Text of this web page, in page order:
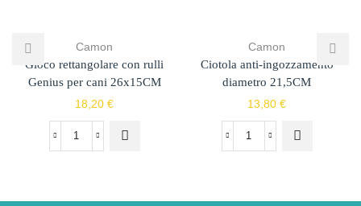
Camon
Gioco rettangolare con rulli
Genius per cani 26x15CM
18,20 €
Camon
Ciotola anti-ingozzamento
diametro 21,5CM
13,80 €